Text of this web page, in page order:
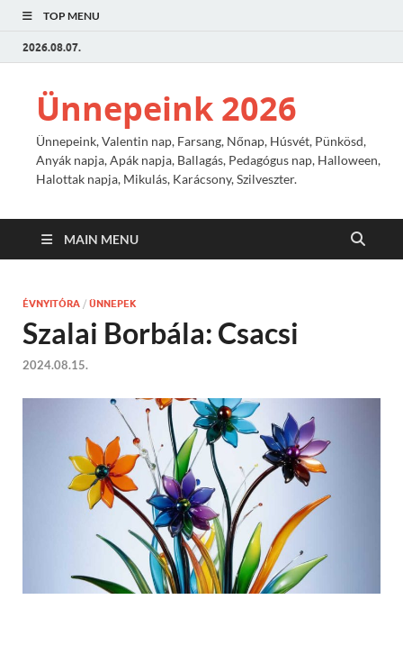
TOP MENU
2026.08.07.
Ünnepeink 2026
Ünnepeink, Valentin nap, Farsang, Nőnap, Húsvét, Pünkösd,
Anyák napja, Apák napja, Ballagás, Pedagógus nap, Halloween,
Halottak napja, Mikulás, Karácsony, Szilveszter.
MAIN MENU
ÉVNYITÓRA / ÜNNEPEK
Szalai Borbála: Csacsi
2024.08.15.